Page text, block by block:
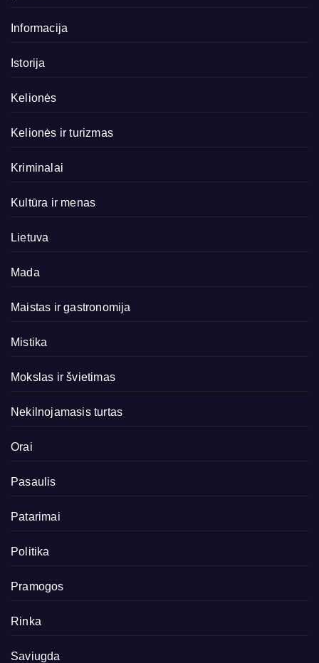
Informacija
Istorija
Kelionės
Kelionės ir turizmas
Kriminalai
Kultūra ir menas
Lietuva
Mada
Maistas ir gastronomija
Mistika
Mokslas ir švietimas
Nekilnojamasis turtas
Orai
Pasaulis
Patarimai
Politika
Pramogos
Rinka
Saviugda